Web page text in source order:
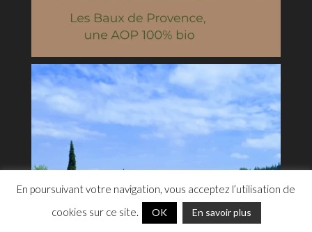
En poursuivant votre navigation, vous acceptez l’utilisation de
cookies sur ce site.
OK En savoir plus